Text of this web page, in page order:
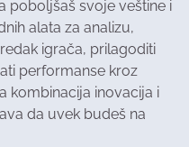
poboljšaš svoje veštine i
alata za analizu,
igrača, prilagoditi
performanse kroz
kombinacija inovacija i
da uvek budeš na